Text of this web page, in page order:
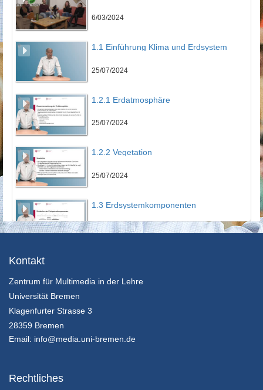
6/03/2024
1.1 Einführung Klima und Erdsystem
25/07/2024
1.2.1 Erdatmosphäre
25/07/2024
1.2.2 Vegetation
25/07/2024
1.3 Erdsystemkomponenten
25/07/2024
25/07/2024
Kontakt
Zentrum für Multimedia in der Lehre
Universität Bremen
Klagenfurter Strasse 3
28359 Bremen
Email: info@media.uni-bremen.de
Rechtliches